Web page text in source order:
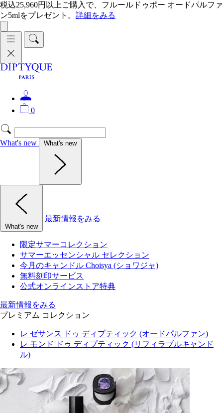
税込25,960円以上ご購入で、フルールドゥポー オードパルファ
ン5mlをプレゼント。 詳細をみる
0
What's new What's new
What's new
最新情報をみる
限定サマーコレクション
サマーエッセンシャル セレクション
今月のキャンドル Choisya (ショワジャ)
無料刻印サービス
公式オンラインストア特典
最新情報をみる
プレミアム コレクション
レ ゼサンス ドゥ ディプティック (オードパルファン)
レ モンド ドゥ ディプティック (リフィラブルキャンド
ル)